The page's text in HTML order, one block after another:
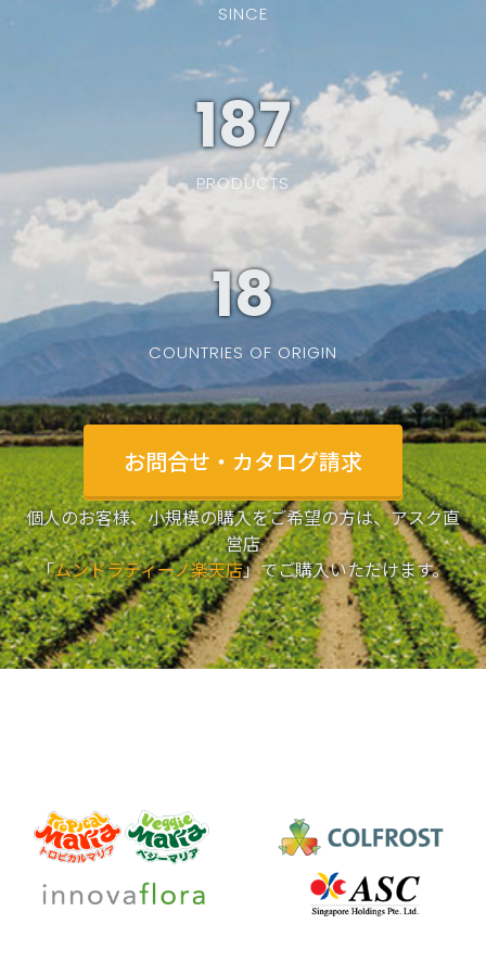
SINCE
187
PRODUCTS
19
COUNTRIES OF ORIGIN
お問合せ・カタログ請求
個人のお客様、小規模の購入をご希望の方は、アスク直
営店
「ムンドラティーノ楽天店」でご購入いただけます。